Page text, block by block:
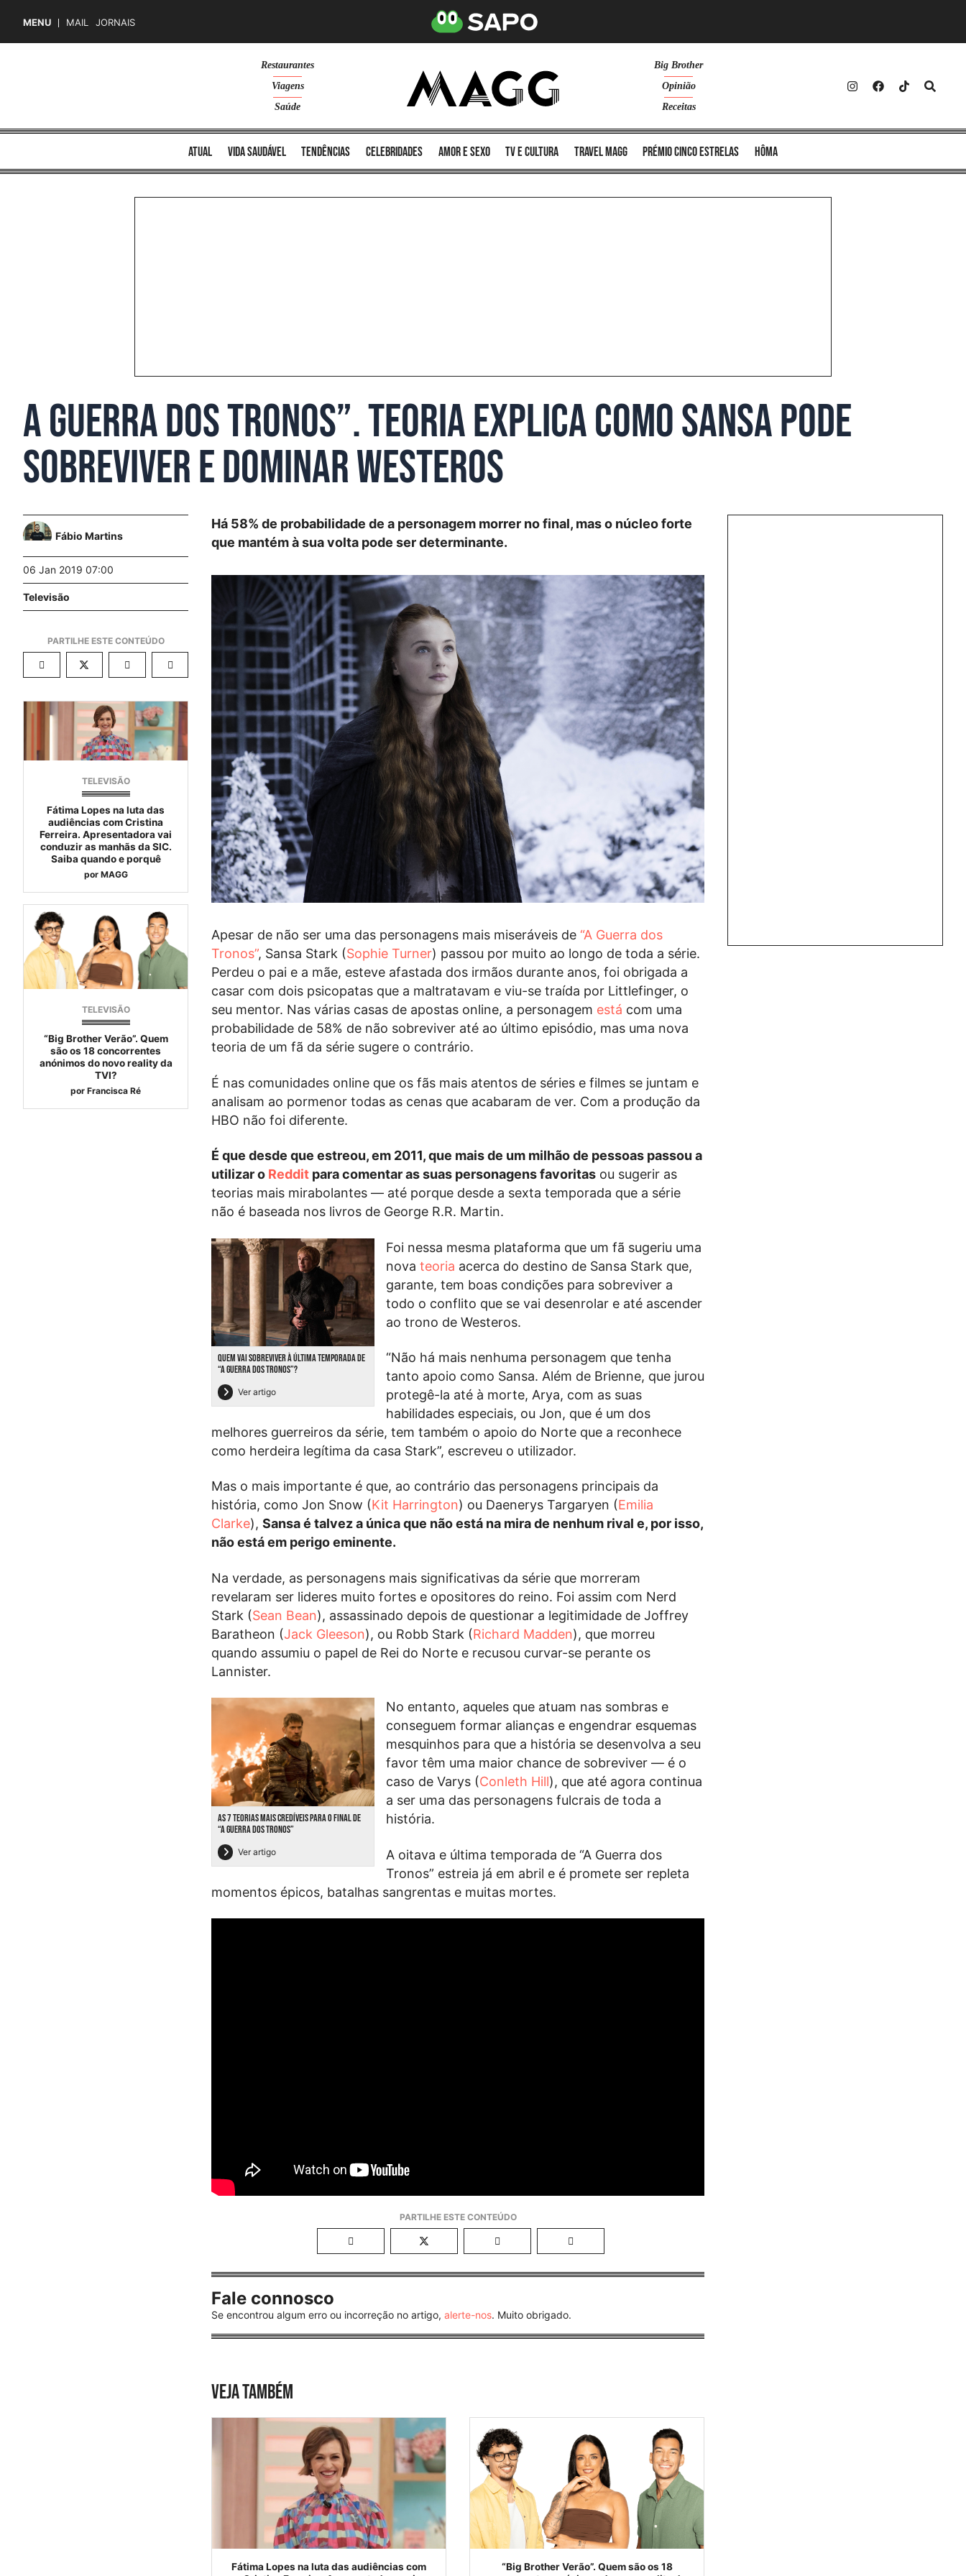
MENU MAIL JORNAIS
Restaurantes
Viagens
Saúde
Big Brother
Opinião
Receitas
atual vida saudável tendências celebridades amor e sexo TV e cultura Travel MAGG Prémio Cinco Estrelas Hôma
A Guerra dos Tronos”. Teoria explica como Sansa pode
sobreviver e dominar Westeros
Fábio Martins
06 Jan 2019 07:00
Televisão
TELEVISÃO
Fátima Lopes na luta das
audiências com Cristina
Ferreira. Apresentadora vai
conduzir as manhãs da SIC.
Saiba quando e porquê
por MAGG
TELEVISÃO
“Big Brother Verão”. Quem
são os 18 concorrentes
anónimos do novo reality da
TVI?
por Francisca Ré
Há 58% de probabilidade de a personagem morrer no final, mas o núcleo forte
que mantém à sua volta pode ser determinante.
Apesar de não ser uma das personagens mais miseráveis de“A Guerra dos
Tronos”, Sansa Stark (Sophie Turner) passou por muito ao longo de toda a série.
Perdeu o pai e a mãe, esteve afastada dos irmãos durante anos, foi obrigada a
casar com dois psicopatas que a maltratavam e viu-se traída por Littlefinger, o
seu mentor. Nas várias casas de apostas online, a personagem está com uma
probabilidade de 58% de não sobreviver até ao último episódio, mas uma nova
teoria de um fã da série sugere o contrário.
É nas comunidades online que os fãs mais atentos de séries e filmes se juntam e
analisam ao pormenor todas as cenas que acabaram de ver. Com a produção da
HBO não foi diferente.
É que desde que estreou, em 2011, que mais de um milhão de pessoas passou a
utilizar o Reddit para comentar as suas personagens favoritas ou sugerir as
teorias mais mirabolantes — até porque desde a sexta temporada que a série
não é baseada nos livros de George R.R. Martin.
QUEM VAI SOBREVIVER À ÚLTIMA TEMPORADA DE
“A GUERRA DOS TRONOS”?
Ver artigo
Foi nessa mesma plataforma que um fã sugeriu uma
nova teoria acerca do destino de Sansa Stark que,
garante, tem boas condições para sobreviver a
todo o conflito que se vai desenrolar e até ascender
ao trono de Westeros.
“Não há mais nenhuma personagem que tenha
tanto apoio como Sansa. Além de Brienne, que jurou
protegê-la até à morte, Arya, com as suas
habilidades especiais, ou Jon, que é um dos
melhores guerreiros da série, tem também o apoio do Norte que a reconhece
como herdeira legítima da casa Stark”, escreveu o utilizador.
Mas o mais importante é que, ao contrário das personagens principais da
história, como Jon Snow (Kit Harrington) ou Daenerys Targaryen (Emilia
Clarke),Sansa é talvez a única que não está na mira de nenhum rival e, por isso,
não está em perigo eminente.
Na verdade, as personagens mais significativas da série que morreram
revelaram ser lideres muito fortes e opositores do reino. Foi assim com Nerd
Stark (Sean Bean), assassinado depois de questionar a legitimidade de Joffrey
Baratheon (Jack Gleeson), ou Robb Stark (Richard Madden), que morreu
quando assumiu o papel de Rei do Norte e recusou curvar-se perante os
Lannister.
AS 7 TEORIAS MAIS CREDÍVEIS PARA O FINAL DE
“A GUERRA DOS TRONOS”
Ver artigo
No entanto, aqueles que atuam nas sombras e
conseguem formar alianças e engendrar esquemas
mesquinhos para que a história se desenvolva a seu
favor têm uma maior chance de sobreviver — é o
caso de Varys (Conleth Hill), que até agora continua
a ser uma das personagens fulcrais de toda a
história.
A oitava e última temporada de “A Guerra dos
Tronos” estreia já em abril e é promete ser repleta
momentos épicos, batalhas sangrentas e muitas mortes.
Fale connosco
Se encontrou algum erro ou incorreção no artigo,alerte-nos. Muito obrigado.
VEJA TAMBÉM
Fátima Lopes na luta das audiências com
“Big Brother Verão”. Quem são os 18